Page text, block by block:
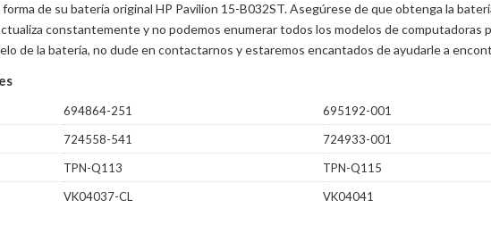
de su batería original HP Pavilion 15-B032ST. Asegúrese de que obtenga la
constantemente y no podemos enumerar todos los modelos de computadoras
de la batería, no dude en contactarnos y estaremos encantados de ayudarle a
694864-251 695192-001
724558-541 724933-001
TPN-Q113 TPN-Q115
VK04037-CL VK04041